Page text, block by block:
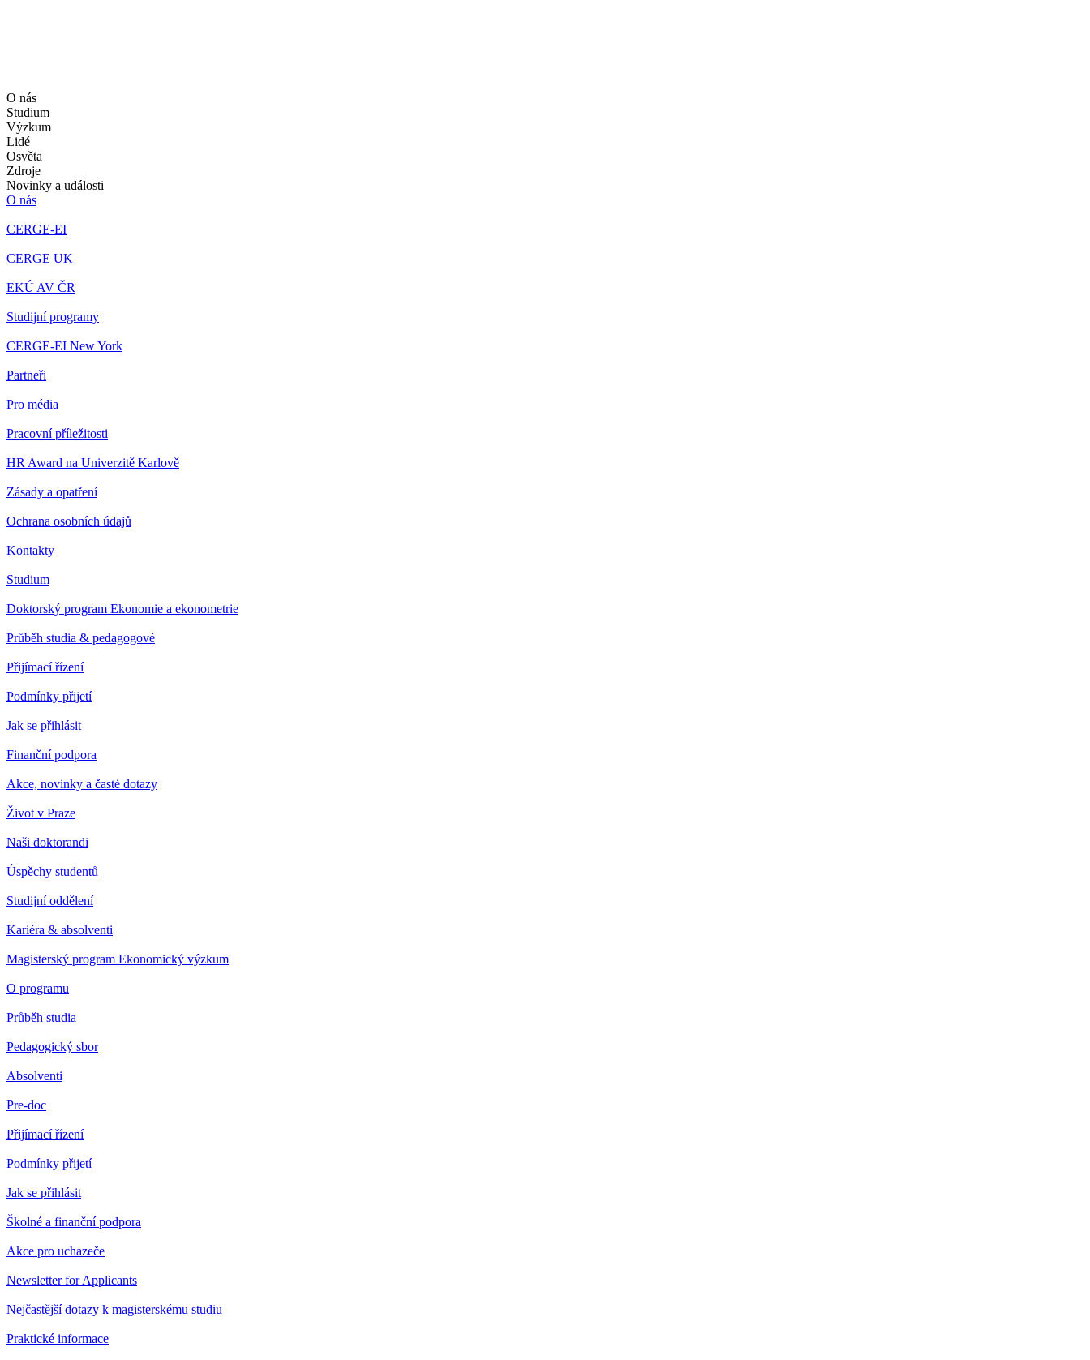
O nás
Studium
Výzkum
Lidé
Osvěta
Zdroje
Novinky a události
O nás
CERGE-EI
CERGE UK
EKÚ AV ČR
Studijní programy
CERGE-EI New York
Partneři
Pro média
Pracovní příležitosti
HR Award na Univerzitě Karlově
Zásady a opatření
Ochrana osobních údajů
Kontakty
Studium
Doktorský program Ekonomie a ekonometrie
Průběh studia & pedagogové
Přijímací řízení
Podmínky přijetí
Jak se přihlásit
Finanční podpora
Akce, novinky a časté dotazy
Život v Praze
Naši doktorandi
Úspěchy studentů
Studijní oddělení
Kariéra & absolventi
Magisterský program Ekonomický výzkum
O programu
Průběh studia
Pedagogický sbor
Absolventi
Pre-doc
Přijímací řízení
Podmínky přijetí
Jak se přihlásit
Školné a finanční podpora
Akce pro uchazeče
Newsletter for Applicants
Nejčastější dotazy k magisterskému studiu
Praktické informace